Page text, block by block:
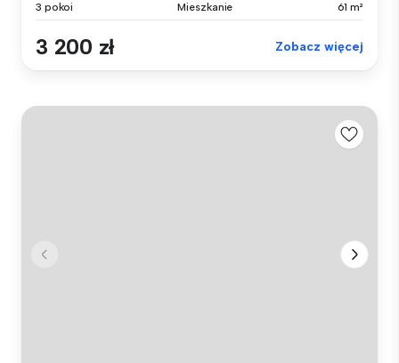
3 pokoi Mieszkanie 61 m²
3 200 zł Zobacz więcej